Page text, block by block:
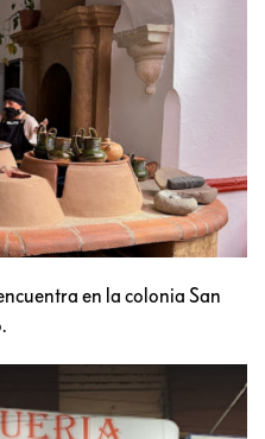
en la colonia San